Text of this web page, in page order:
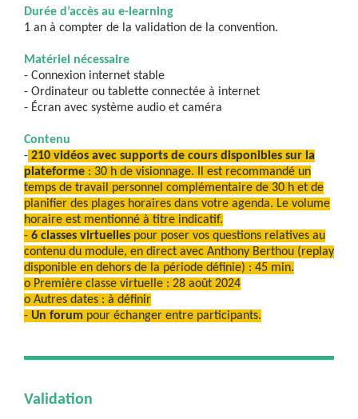
Durée d’accès au e-learning
1 an à compter de la validation de la convention.
Matériel nécessaire
- Connexion internet stable
- Ordinateur ou tablette connectée à internet
- Écran avec système audio et caméra
Contenu
- 210 vidéos avec supports de cours disponibles sur la
plateforme : 30 h de visionnage. Il est recommandé un
temps de travail personnel complémentaire de 30 h et de
planifier des plages horaires dans votre agenda. Le volume
horaire est mentionné à titre indicatif.
- 6 classes virtuelles pour poser vos questions relatives au
contenu du module, en direct avec Anthony Berthou (replay
disponible en dehors de la période définie) : 45 min.
o Première classe virtuelle : 28 août 2024
o Autres dates : à définir
- Un forum pour échanger entre participants.
Validation